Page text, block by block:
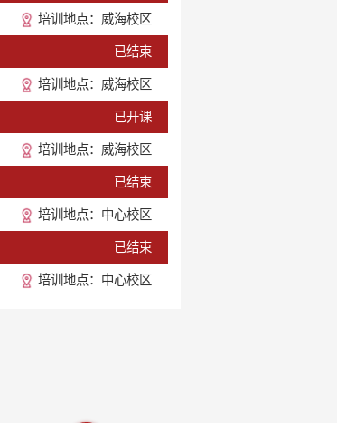
培训地点：威海校区
已结束
培训地点：威海校区
已开课
培训地点：威海校区
已结束
培训地点：中心校区
已结束
培训地点：中心校区